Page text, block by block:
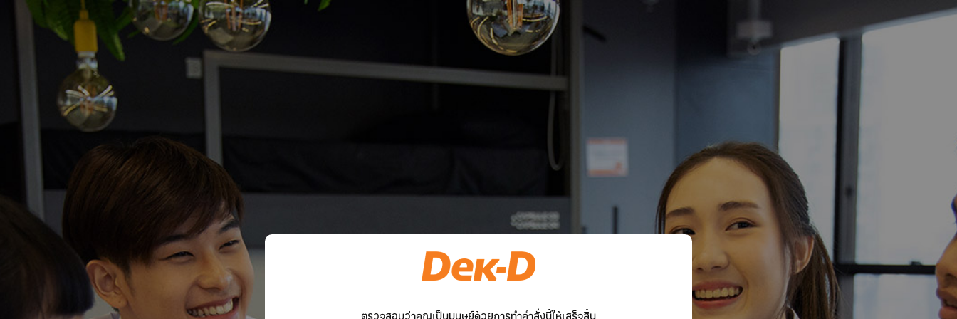
ตรวจสอบว่าคุณเป็นมนุษย์ด้วยการทำคำสั่งนี้ให้เสร็จสิ้น